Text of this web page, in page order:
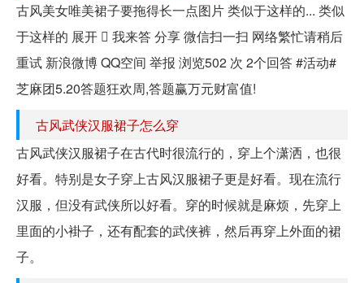
古风美女唯美裙子要拖得长一点图片 类似于这样的... 类似
于这样的 展开  我来答 分享 微信扫一扫 网络繁忙请稍后
重试 新浪微博 QQ空间 举报 浏览502 次 2个回答 #活动#
芝麻团5.20答题狂欢周,答题赢万元财富值!
古风武侠汉服裙子怎么穿
古风武侠汉服裙子在古代时很流行的，穿上个潇洒，也很
好看。特别是女子穿上古风汉服裙子更是好看。现在流行
汉服，但没有武侠所以好看。穿的时候就是麻烦，先穿上
里面的小褂子，还有配套的武侠裤，然后再穿上外面的裙
子。